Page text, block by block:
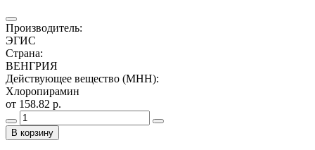
Производитель:
ЭГИС
Страна:
ВЕНГРИЯ
Действующее вещество (МНН):
Хлоропирамин
от 158.82 р.
В корзину